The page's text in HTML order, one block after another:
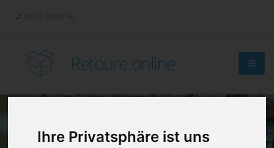
Ihre Privatsphäre ist uns
Retoure.online